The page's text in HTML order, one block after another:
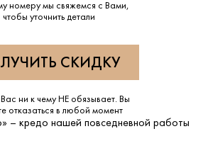
номеру мы свяжемся с Вами,
чтобы уточнить детали
ни к чему НЕ обязывает. Вы
отказаться в любой момент
– кредо нашей повседневной работы